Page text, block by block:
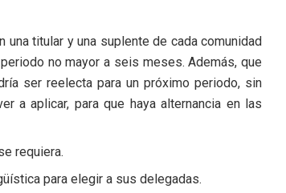
titular y una suplente de cada comunidad
no mayor a seis meses. Además, que
ser reelecta para un próximo periodo, sin
a aplicar, para que haya alternancia en las
requiera.
para elegir a sus delegadas.